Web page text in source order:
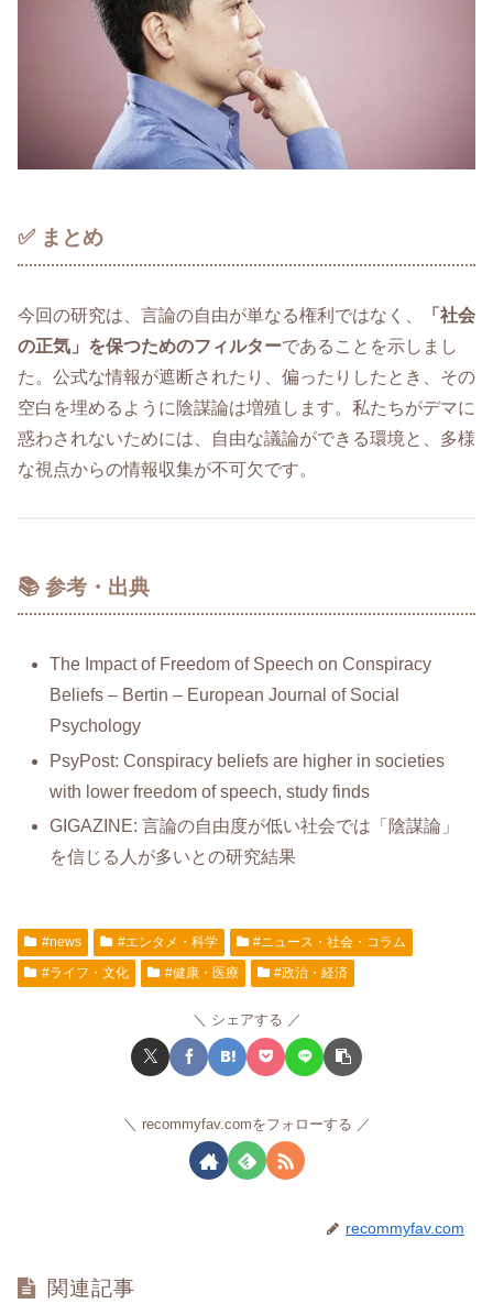
✅ まとめ
今回の研究は、言論の自由が単なる権利ではなく、
「社会
の正気」を保つためのフィルターであることを示しまし
た。公式な情報が遮断されたり、偏ったりしたとき、その
空白を埋めるように陰謀論は増殖します。私たちがデマに
惑わされないためには、自由な議論ができる環境と、多様
な視点からの情報収集が不可欠です。
📚 参考・出典
The Impact of Freedom of Speech on Conspiracy
Beliefs – Bertin – European Journal of Social
Psychology
PsyPost: Conspiracy beliefs are higher in societies
with lower freedom of speech, study finds
GIGAZINE: 言論の自由度が低い社会では「陰謀論」
を信じる人が多いとの研究結果
#news #エンタメ・科学
#ニュース・社会・コラム
#ライフ・文化
#健康・医療 #政治・経済
シェアする
recommyfav.comをフォローする
recommyfav.com
関連記事